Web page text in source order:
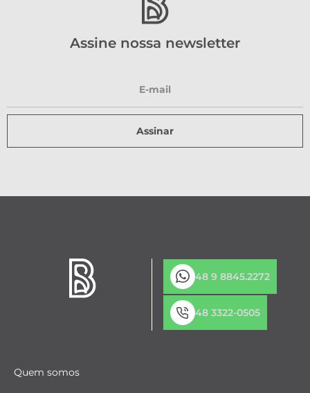
Assine nossa newsletter
Assinar
48 9 8845.2272
48 3322-0505
Quem somos